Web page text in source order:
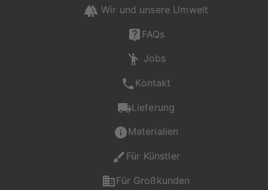
Wir und unsere Umwelt
FAQs
Jobs
Kontakt
Lieferung
Materialien
Für Künstler
Für Großkunden